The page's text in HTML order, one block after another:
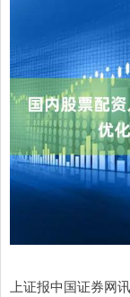
上证报中国证券网